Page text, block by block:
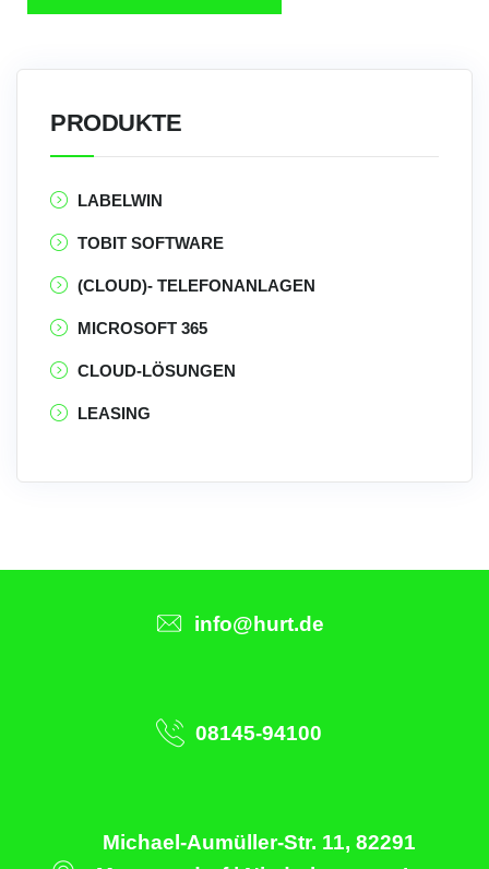
PRODUKTE
LABELWIN
TOBIT SOFTWARE
(CLOUD)- TELEFONANLAGEN
MICROSOFT 365
CLOUD-LÖSUNGEN
LEASING
info@hurt.de
08145-94100
Michael-Aumüller-Str. 11, 82291